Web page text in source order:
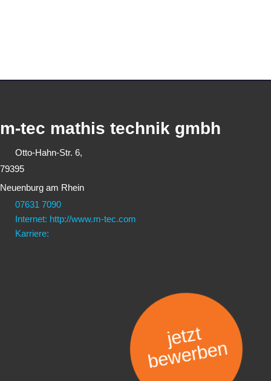
m-tec mathis technik gmbh
Otto-Hahn-Str. 6,
79395
Neuenburg am Rhein
07631 7090
Internet: http://www.m-tec.com
Karriere:
jetzt
bewerben